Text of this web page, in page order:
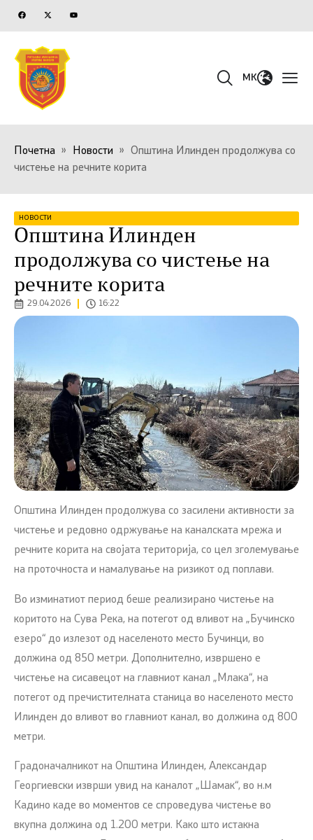
MK
Почетна » Новости »
Општина Илинден продолжува со
чистење на речните корита
НОВОСТИ
Општина Илинден
продолжува со чистење на
речните корита
29.04.2026 16:22
Општина Илинден продолжува со засилени активности за
чистење и редовно одржување на каналската мрежа и
речните корита на својата територија, со цел зголемување
на проточноста и намалување на ризикот од поплави.
Во изминатиот период беше реализирано чистење на
коритото на Сува Река, на потегот од вливот на „Бучинско
езеро“ до излезот од населеното место Бучинци, во
должина од 850 метри. Дополнително, извршено е
чистење на сисавецот на главниот канал „Млака“, на
потегот од пречистителната станица во населеното место
Илинден до вливот во главниот канал, во должина од 800
метри.
Градоначалникот на Општина Илинден, Александар
Георгиевски изврши увид на каналот „Шамак“, во н.м
Кадино каде во моментов се спроведува чистење во
вкупна должина од 1.200 метри. Како што истакна